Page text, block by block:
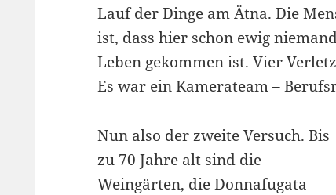
Lauf der Dinge am Ätna. Die
ist, dass hier schon ewig
Leben gekommen ist. Vier
Es war ein Kamerateam –
Nun also der zweite Versuch. Bis
zu 70 Jahre alt sind die
Weingärten, die Donnafugata